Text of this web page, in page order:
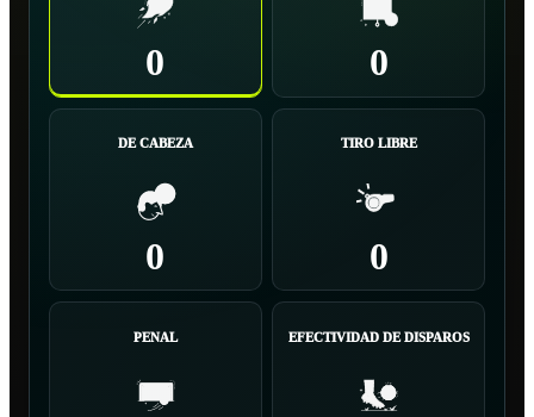
0 0
DE CABEZA
0
TIRO LIBRE
0
PENAL EFECTIVIDAD DE DISPAROS